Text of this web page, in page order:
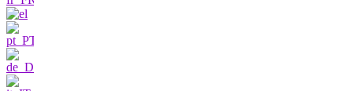
Skontaktuj się z nami
Jestem bardzo